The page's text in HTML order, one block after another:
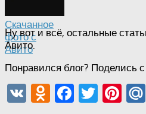
Скачанное
фото с
Авито
Ну вот и всё, остальные
Авито.
Понравился блог? Поделись
VK